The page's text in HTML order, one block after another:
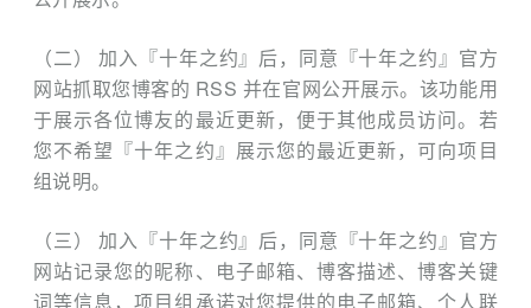
（二） 加入『十年之约』后，同意『十年之约』官方
网站抓取您博客的 RSS 并在官网公开展示。该功能用
于展示各位博友的最近更新，便于其他成员访问。若
您不希望『十年之约』展示您的最近更新，可向项目
组说明。
（三） 加入『十年之约』后，同意『十年之约』官方
网站记录您的昵称、电子邮箱、博客描述、博客关键
词等信息，项目组承诺对您提供的电子邮箱、个人联